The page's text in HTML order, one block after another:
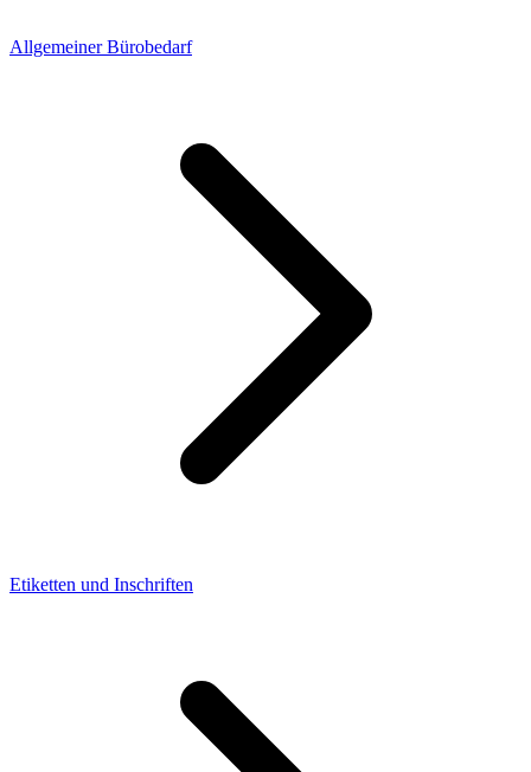
Allgemeiner Bürobedarf
Etiketten und Inschriften